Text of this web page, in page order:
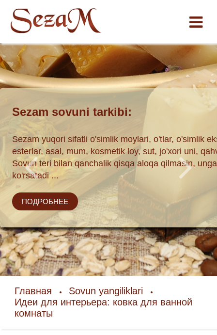
kakao, ipak.
ta'sir
Shakarab to’plami
Yoki Achik Chuchuk. Yoki Achichuk. Asosiy narsa
+ Pomidor-sut + Bodring sovuni.
ПОДРОБНЕЕ
Главная
Sovun yangiliklari
Идеи для интерьера: ковка для ванной
комнаты